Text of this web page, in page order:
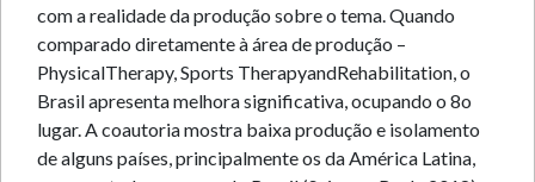
com a realidade da produção sobre o tema. Quando
comparado diretamente à área de produção –
PhysicalTherapy, Sports TherapyandRehabilitation, o
Brasil apresenta melhora significativa, ocupando o 8o
lugar. A coautoria mostra baixa produção e isolamento
de alguns países, principalmente os da América Latina,